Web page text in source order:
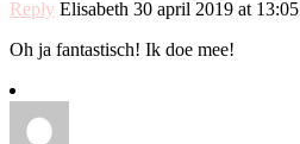
Reply Elisabeth 30 april 2019 at 13:05
Oh ja fantastisch! Ik doe mee!